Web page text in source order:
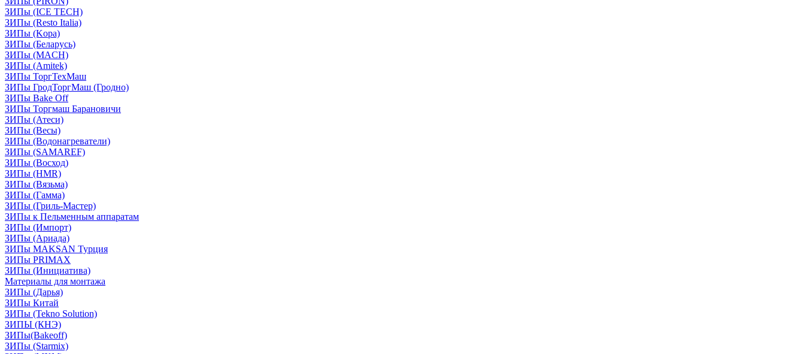
ЗИПы (ICE TECH)
ЗИПы (Resto Italia)
ЗИПы (Kopa)
ЗИПы (Беларусь)
ЗИПы (MACH)
ЗИПы (Amitek)
ЗИПы ТоргТехМаш
ЗИПы ГродТоргМаш (Гродно)
ЗИПы Bake Off
ЗИПы Торгмаш Барановичи
ЗИПы (Атеси)
ЗИПы (Весы)
ЗИПы (Водонагреватели)
ЗИПы (SAMAREF)
ЗИПы (Восход)
ЗИПы (HMR)
ЗИПы (Вязьма)
ЗИПы (Гамма)
ЗИПы (Гриль-Мастер)
ЗИПы к Пельменным аппаратам
ЗИПы (Импорт)
ЗИПы (Ариада)
ЗИПы MAKSAN Турция
ЗИПы PRIMAX
ЗИПы (Инициатива)
Материалы для монтажа
ЗИПы (Дарья)
ЗИПы Китай
ЗИПы (Tekno Solution)
ЗИПЫ (КНЭ)
ЗИПы(Bakeoff)
ЗИПы (Starmix)